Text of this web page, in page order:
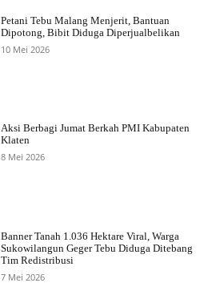
Petani Tebu Malang Menjerit, Bantuan
Dipotong, Bibit Diduga Diperjualbelikan
10 Mei 2026
Aksi Berbagi Jumat Berkah PMI Kabupaten
Klaten
8 Mei 2026
Banner Tanah 1.036 Hektare Viral, Warga
Sukowilangun Geger Tebu Diduga Ditebang
Tim Redistribusi
7 Mei 2026